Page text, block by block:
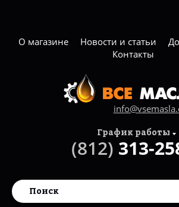
О магазине Новости и статьи
Контакты
График работы
(812) 313-